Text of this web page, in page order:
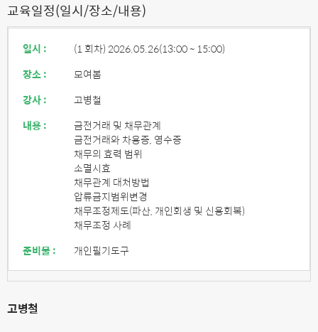
교육일정(일시/장소/내용)
일시 : (1 회차) 2026.05.26(13:00 ~ 15:00)
장소 :
모여봄
강사 :
고병철
내용 :
금전거래 및 채무관계
금전거래와 차용증, 영수증
채무의 효력 범위
소멸시효
채무관계 대처방법
압류금지범위변경
채무조정제도(파산, 개인회생 및 신용회복)
채무조정 사례
준비물 :
개인필기도구
고병철